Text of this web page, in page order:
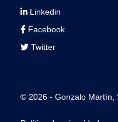
Linkedin
Facebook
Twitter
© 2026 - Gonzalo Martín,